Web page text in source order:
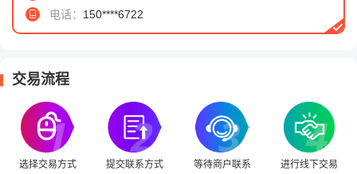
电话： 150****6722
交易流程
选择交易方式 提交联系方式 等待商户联系 进行线下交易